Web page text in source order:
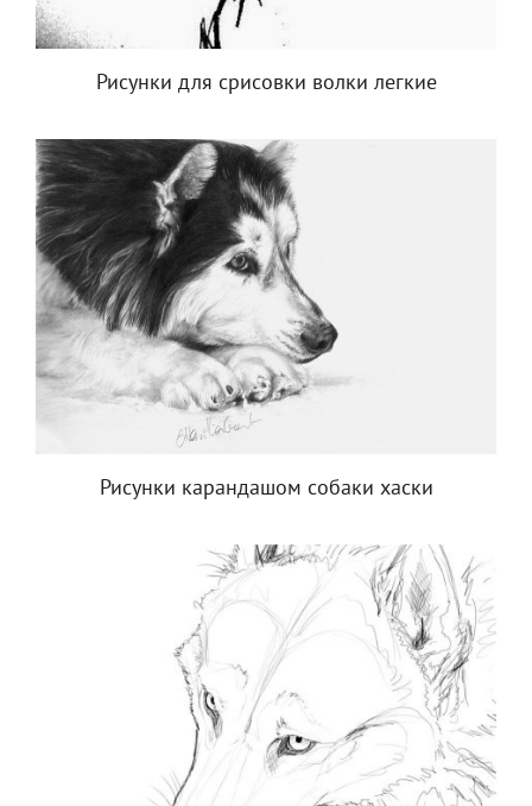
Рисунки для срисовки волки легкие
Рисунки карандашом собаки хаски